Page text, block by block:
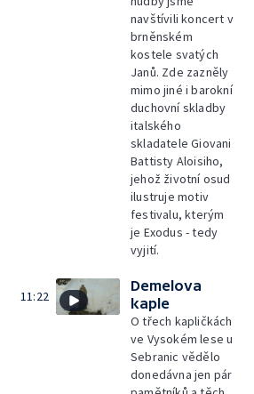
navštívili koncert v
brněnském
kostele svatých
Janů. Zde zazněly
mimo jiné i barokní
duchovní skladby
italského
skladatele Giovani
Battisty Aloisiho,
jehož životní osud
ilustruje motiv
festivalu, kterým
je Exodus - tedy
vyjití.
11:22
Demelova
kaple
O třech kapličkách
ve Vysokém lese u
Sebranic vědělo
donedávna jen pár